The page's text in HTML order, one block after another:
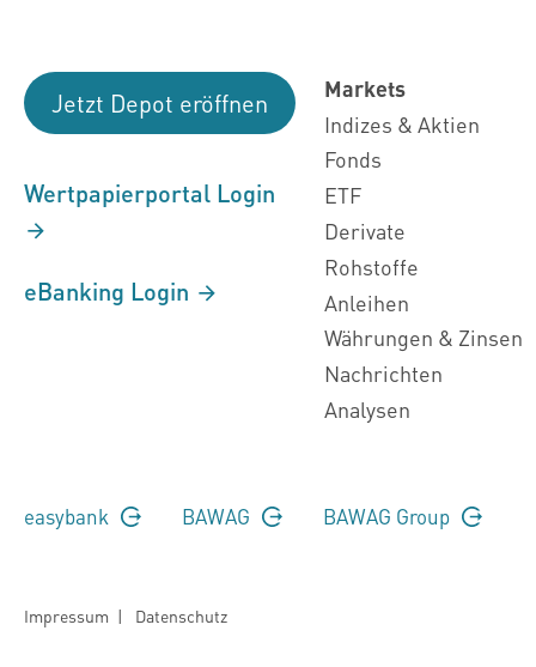
Jetzt Depot eröffnen
Wertpapierportal Login
eBanking Login
Markets
Indizes & Aktien
Fonds
ETF
Derivate
Rohstoffe
Anleihen
Währungen & Zinsen
Nachrichten
Analysen
easybank BAWAG BAWAG Group
Impressum | Datenschutz